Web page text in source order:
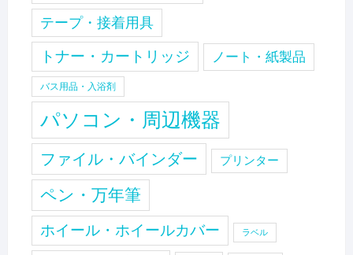
テープ・接着用具
トナー・カートリッジ ノート・紙製品
バス用品・入浴剤
パソコン・周辺機器
ファイル・バインダー プリンター
ペン・万年筆
ホイール・ホイールカバー ラベル